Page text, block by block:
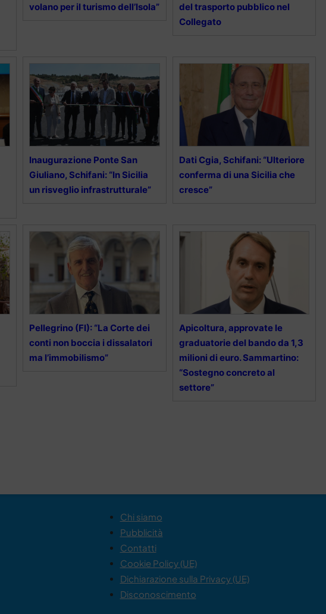
volano per il turismo dell’Isola”
del trasporto pubblico nel
Collegato
Inaugurazione Ponte San
Giuliano, Schifani: “In Sicilia
un risveglio infrastrutturale”
Dati Cgia, Schifani: “Ulteriore
conferma di una Sicilia che
cresce”
Pellegrino (FI): “La Corte dei
conti non boccia i dissalatori
ma l’immobilismo”
Apicoltura, approvate le
graduatorie del bando da 1,3
milioni di euro. Sammartino:
“Sostegno concreto al
settore”
Chi siamo
Pubblicità
Contatti
Cookie Policy (UE)
Dichiarazione sulla Privacy (UE)
Disconoscimento